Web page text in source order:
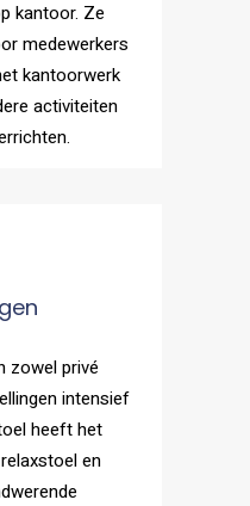
kantoor. Ze
medewerkers
kantoorwerk
activiteiten
zowel privé
intensief
heeft het
en